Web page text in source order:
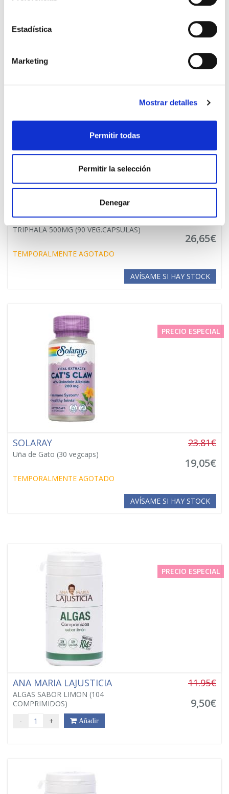
Estadística
Marketing
Mostrar detalles
Permitir todas
Permitir la selección
Denegar
TEMPORALMENTE AGOTADO
AVÍSAME SI HAY STOCK
PRECIO ESPECIAL
SOLARAY
TRIPHALA 500MG (90 VEG.CAPSULAS)
33.33€
26,65€
TEMPORALMENTE AGOTADO
AVÍSAME SI HAY STOCK
PRECIO ESPECIAL
SOLARAY
Uña de Gato (30 vegcaps)
23.81€
19,05€
TEMPORALMENTE AGOTADO
AVÍSAME SI HAY STOCK
PRECIO ESPECIAL
ANA MARIA LAJUSTICIA
ALGAS SABOR LIMON (104
COMPRIMIDOS)
11.95€
9,50€
- + Añadir